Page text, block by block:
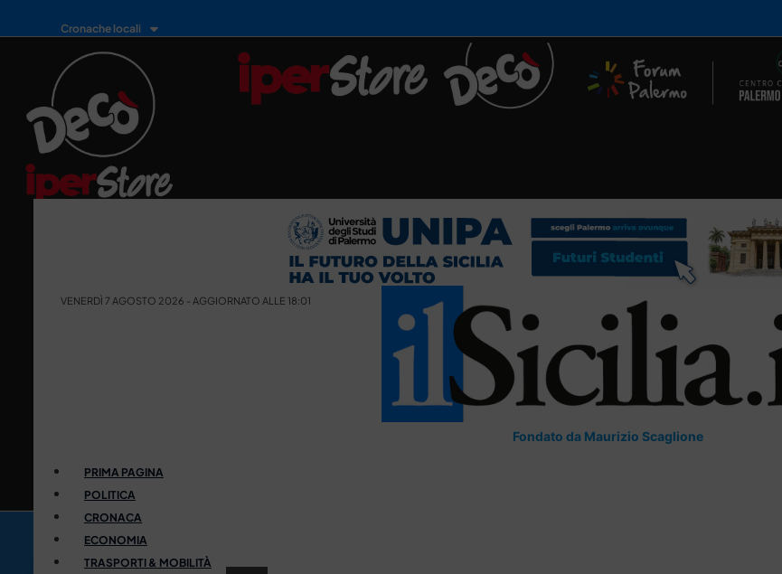
Cronache locali
VENERDÌ 7 AGOSTO 2026 - AGGIORNATO ALLE 18:01
Fondato da Maurizio Scaglione
PRIMA PAGINA
POLITICA
CRONACA
ECONOMIA
TRASPORTI & MOBILITÀ